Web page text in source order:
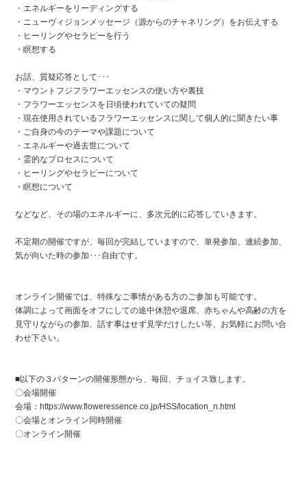
・エネルギーをリーディングする
・ニューヴィジョンメッセージ（源からのチャネリング）をお伝えする
・ヒーリングやセラピーを行う
・瞑想する
お話、質疑応答として･･･
・マウントフジフラワーエッセンスの使い方や裏技
・フラワーエッセンスを日頃使われていての疑問
・現在使用されているフラワーエッセンスに関して個人的に聞きたい事
・ご自身の今のテーマや課題について
・エネルギーや過去世について
・霊的なプロセスについて
・ヒーリングやセラピーについて
・瞑想について
などなど、その場のエネルギーに、多次元的に応答していきます。
不定期の開催ですが、毎回が完結していますので、単発参加、連続参加、
気が向いた時の参加･･･自由です。
オンライン開催では、特殊なご事情がある方のご参加も可能です。
体調によって画面をオフにしての途中休憩や退席、赤ちゃんや高齢の方を
見守りながらの参加、話す事はせず見学だけしたい等、お気軽にお問い合
わせ下さい。
■以下の３パターンの開催形態から、毎回、チョイス致します。
〇会場開催
会場：https://www.floweressence.co.jp/HSS/location_n.html
〇会場とオンライン同時開催
〇オンライン開催